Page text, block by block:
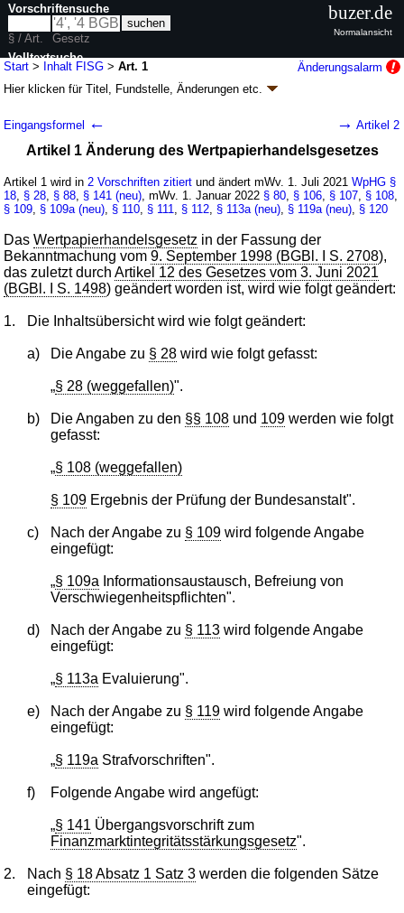
Start > Inhalt FISG >Art. 1
Änderungsalarm
Hier klicken fürTitel, Fundstelle, Änderungen etc.
Finanzmarktintegritätsstärkungsgesetz (FISG)
G. v. 03.06.2021BGBl. I S. 1534( Nr. 30 ); Geltung ab 01.07.2021,
39 Änderungen | Drucksachen / Entwurf / Begründung |
wird in 40 Vorschriften zitiert
Eingangsformel ← → Artikel 2
Artikel 1 Änderung des Wertpapierhandelsgesetzes
Artikel 1 wird in 2 Vorschriften zitiert und ändert mWv. 1. Juli 2021WpHG §
18 § 28 § 88 § 141 (neu) , mWv. 1. Januar 2022 § 80 § 106 § 107 § 108
§ 109 § 109a (neu) § 110 § 111 § 112 § 113a (neu) § 119a (neu) § 120
DasWertpapierhandelsgesetz in der Fassung der
Bekanntmachung vom9. September 1998 (BGBl. I S. 2708),
das zuletzt durchArtikel 12 des Gesetzes vom 3. Juni 2021
(BGBl. I S. 1498) geändert worden ist, wird wie folgt geändert:
1. Die Inhaltsübersicht wird wie folgt geändert:
a) Die Angabe zu § 28wird wie folgt gefasst:
„§ 28 (weggefallen)".
b) Die Angaben zu den §§ 108und 109werden wie folgt
gefasst:
„§ 108 (weggefallen)
§ 109Ergebnis der Prüfung der Bundesanstalt".
c) Nach der Angabe zu § 109wird folgende Angabe
eingefügt:
„§ 109a Informationsaustausch, Befreiung von
Verschwiegenheitspflichten".
d) Nach der Angabe zu § 113wird folgende Angabe
eingefügt:
„§ 113a Evaluierung".
e) Nach der Angabe zu § 119wird folgende Angabe
eingefügt:
„§ 119a Strafvorschriften".
f) Folgende Angabe wird angefügt:
„§ 141 Übergangsvorschrift zum
Finanzmarktintegritätsstärkungsgesetz".
2. Nach § 18 Absatz 1 Satz 3 werden die folgenden Sätze
eingefügt:
Vorschriftensuche
§ / Art.
Gesetz
Volltextsuche
nur in FISG
buzer.de
Normalansicht